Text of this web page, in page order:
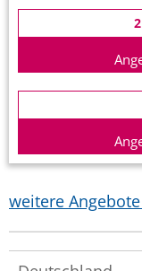
weitere